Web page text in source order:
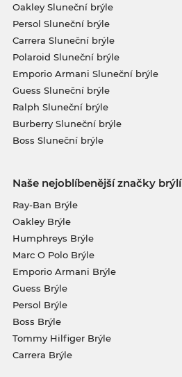
Oakley Sluneční brýle
Persol Sluneční brýle
Carrera Sluneční brýle
Polaroid Sluneční brýle
Emporio Armani Sluneční brýle
Guess Sluneční brýle
Ralph Sluneční brýle
Burberry Sluneční brýle
Boss Sluneční brýle
Naše nejoblíbenější značky brýlí
Ray-Ban Brýle
Oakley Brýle
Humphreys Brýle
Marc O Polo Brýle
Emporio Armani Brýle
Guess Brýle
Persol Brýle
Boss Brýle
Tommy Hilfiger Brýle
Carrera Brýle